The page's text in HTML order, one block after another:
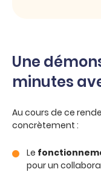
Une
minutes
Au cours de ce
concrètement :
Le
pour un